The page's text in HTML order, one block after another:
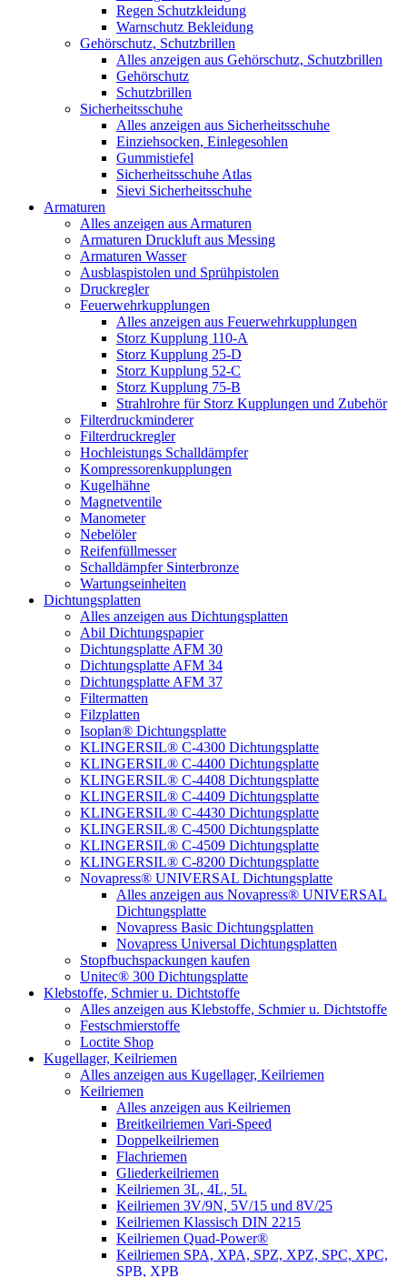
Regen Schutzkleidung
Warnschutz Bekleidung
Gehörschutz, Schutzbrillen
Alles anzeigen aus Gehörschutz, Schutzbrillen
Gehörschutz
Schutzbrillen
Sicherheitsschuhe
Alles anzeigen aus Sicherheitsschuhe
Einziehsocken, Einlegesohlen
Gummistiefel
Sicherheitsschuhe Atlas
Sievi Sicherheitsschuhe
Armaturen
Alles anzeigen aus Armaturen
Armaturen Druckluft aus Messing
Armaturen Wasser
Ausblaspistolen und Sprühpistolen
Druckregler
Feuerwehrkupplungen
Alles anzeigen aus Feuerwehrkupplungen
Storz Kupplung 110-A
Storz Kupplung 25-D
Storz Kupplung 52-C
Storz Kupplung 75-B
Strahlrohre für Storz Kupplungen und Zubehör
Filterdruckminderer
Filterdruckregler
Hochleistungs Schalldämpfer
Kompressorenkupplungen
Kugelhähne
Magnetventile
Manometer
Nebelöler
Reifenfüllmesser
Schalldämpfer Sinterbronze
Wartungseinheiten
Dichtungsplatten
Alles anzeigen aus Dichtungsplatten
Abil Dichtungspapier
Dichtungsplatte AFM 30
Dichtungsplatte AFM 34
Dichtungsplatte AFM 37
Filtermatten
Filzplatten
Isoplan® Dichtungsplatte
KLINGERSIL® C-4300 Dichtungsplatte
KLINGERSIL® C-4400 Dichtungsplatte
KLINGERSIL® C-4408 Dichtungsplatte
KLINGERSIL® C-4409 Dichtungsplatte
KLINGERSIL® C-4430 Dichtungsplatte
KLINGERSIL® C-4500 Dichtungsplatte
KLINGERSIL® C-4509 Dichtungsplatte
KLINGERSIL® C-8200 Dichtungsplatte
Novapress® UNIVERSAL Dichtungsplatte
Alles anzeigen aus Novapress® UNIVERSAL
Dichtungsplatte
Novapress Basic Dichtungsplatten
Novapress Universal Dichtungsplatten
Stopfbuchspackungen kaufen
Unitec® 300 Dichtungsplatte
Klebstoffe, Schmier u. Dichtstoffe
Alles anzeigen aus Klebstoffe, Schmier u. Dichtstoffe
Festschmierstoffe
Loctite Shop
Kugellager, Keilriemen
Alles anzeigen aus Kugellager, Keilriemen
Keilriemen
Alles anzeigen aus Keilriemen
Breitkeilriemen Vari-Speed
Doppelkeilriemen
Flachriemen
Gliederkeilriemen
Keilriemen 3L, 4L, 5L
Keilriemen 3V/9N, 5V/15 und 8V/25
Keilriemen Klassisch DIN 2215
Keilriemen Quad-Power®
Keilriemen SPA, XPA, SPZ, XPZ, SPC, XPC,
SPB, XPB